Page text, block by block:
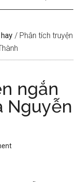
/ Phân tích truyện
ngắn
Nguyễn